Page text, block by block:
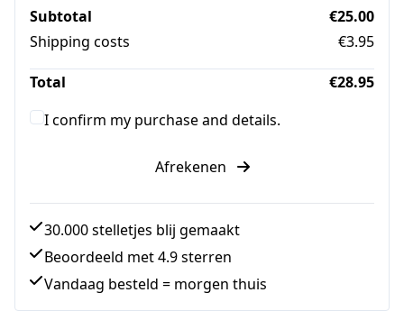
Subtotal
€25.00
Shipping costs
€3.95
Total
€28.95
I confirm my purchase and details.
Afrekenen
30.000 stelletjes blij gemaakt
Beoordeeld met 4.9 sterren
Vandaag besteld = morgen thuis